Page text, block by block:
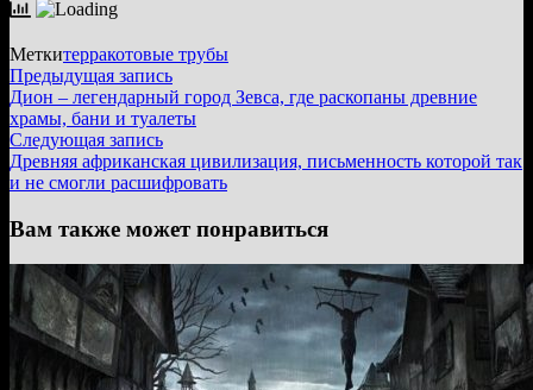
Меткитерракотовые трубы
Навигация
по
записям
Предыдущая записьПредыдущая
запись:
Дион – легендарный город Зевса, где раскопаны древние
храмы, бани и туалеты
Следующая записьСледующая
запись:
Древняя африканская цивилизация, письменность которой так
и не смогли расшифровать
Вам также может понравиться